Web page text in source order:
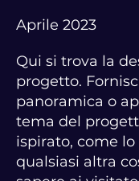
Aprile 2023
Qui si trova la
progetto.
panoramica o
tema del
ispirato, come
qualsiasi altra